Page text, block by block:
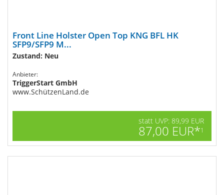
Front Line Holster Open Top KNG BFL HK
SFP9/SFP9 M...
Zustand: Neu
Anbieter:
TriggerStart GmbH
www.SchützenLand.de
statt UVP: 89,99 EUR
87,00 EUR*1